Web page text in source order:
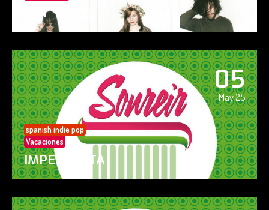
EAT TACOS
05
May 25
spanish indie pop
Vacaciones
IMPERFECTA